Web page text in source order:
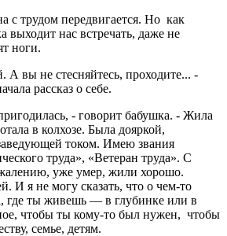
с трудом передвигается. Но как
выходит нас встречать, даже не
ноги.
А вы не стесняйтесь, проходите... -
рассказ о себе.
- говорит бабушка. - Жила
в колхозе. Была дояркой,
током. Имею звания
труда», «Ветеран труда». С
уже умер, жили хорошо.
И я не могу сказать, что о чем-то
где ты живешь — в глубинке или в
чтобы ты кому-то был нужен, чтобы
семье, детям.